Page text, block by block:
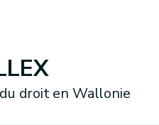
droit en Wallonie